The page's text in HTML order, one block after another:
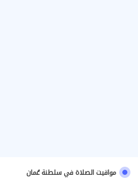
مواقيت الصلاة في سلطنة عُمان